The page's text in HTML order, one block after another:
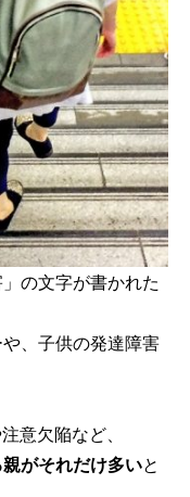
の文字が書かれた
、子供の発達障害
意欠陥など、
がそれだけ多いと